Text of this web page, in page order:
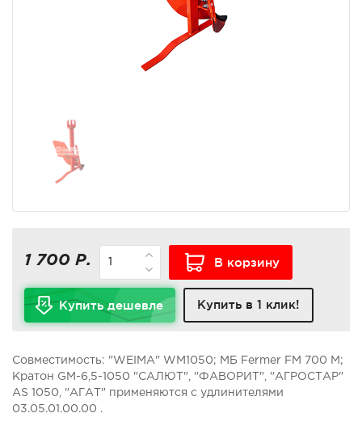
1 700 Р. В корзину
Купить дешевле Купить в 1 клик!
Совместимость: "WEIMA" WM1050; МБ Fermer FM 700 M;
Кратон GM-6,5-1050 "САЛЮТ", "ФАВОРИТ", "АГРОСТАР"
AS 1050, "АГАТ" применяются с удлинителями
03.05.01.00.00 .